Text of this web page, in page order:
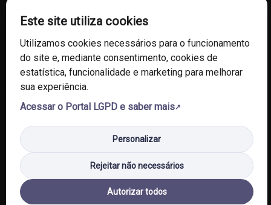
67 % 1013 mb
Política de Privacidade Mapa do Site
Este site utiliza cookies
Utilizamos cookies necessários para o funcionamento
do site e, mediante consentimento, cookies de
estatística, funcionalidade e marketing para melhorar
sua experiência.
Acessar o Portal LGPD e saber mais
Personalizar
Rejeitar não necessários
Autorizar todos